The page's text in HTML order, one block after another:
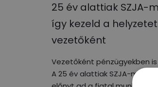
25 év alattiak SZJA-
így kezeld a helyzetet
vezetőként
Vezetőként pénzügyekben
A 25 év alattiak SZJA-